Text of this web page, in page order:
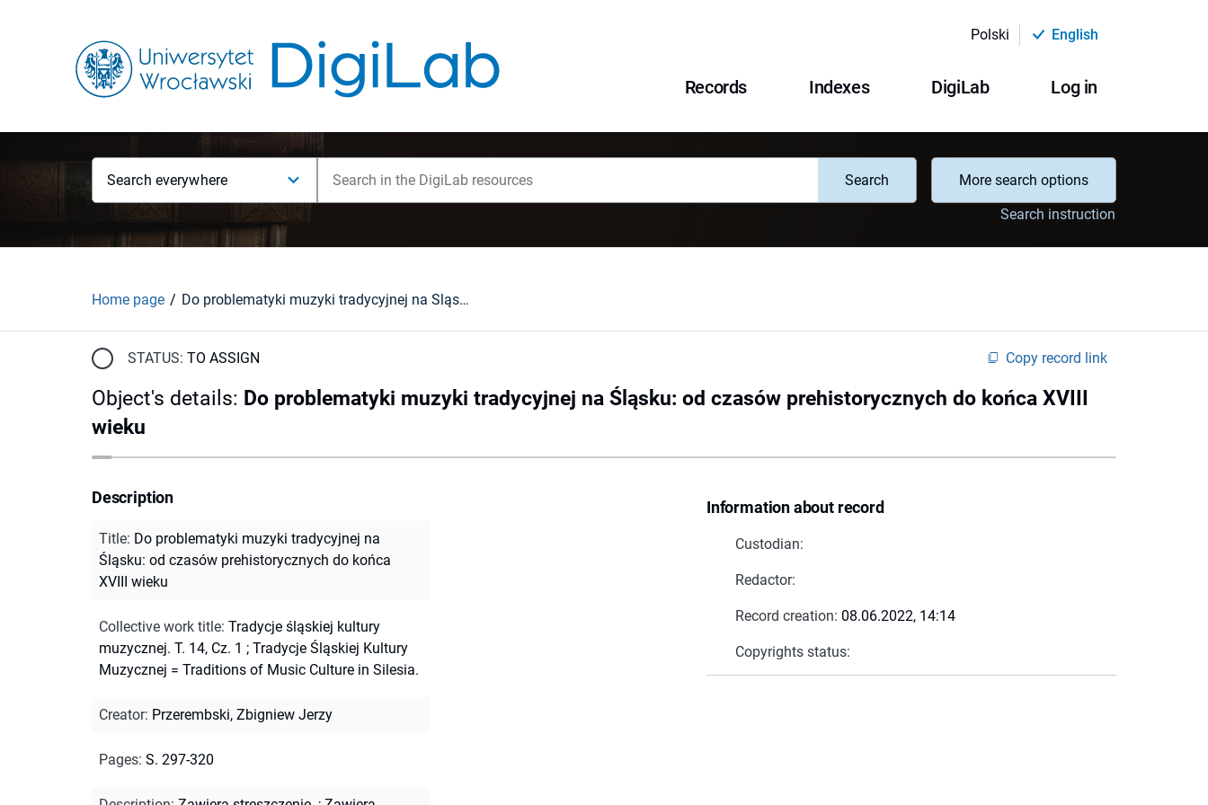
Polski English
Records Indexes DigiLab Log in
Search everywhere Search
More search options
Search instruction
Home page Do problematyki muzyki tradycyjnej na Śląsku: od czasów prehistorycznych do końca XVIII wieku
STATUS: TO ASSIGN Copy record link
Object's details: Do problematyki muzyki tradycyjnej na Śląsku: od czasów prehistorycznych do końca XVIII
wieku
Information about record
Custodian:
Redactor:
Record creation: 08.06.2022, 14:14
Copyrights status:
Description
Title: Do problematyki muzyki tradycyjnej na
Śląsku: od czasów prehistorycznych do końca
XVIII wieku
Collective work title: Tradycje śląskiej kultury
muzycznej. T. 14, Cz. 1 ; Tradycje Śląskiej Kultury
Muzycznej = Traditions of Music Culture in Silesia.
Creator: Przerembski, Zbigniew Jerzy
Pages: S. 297-320